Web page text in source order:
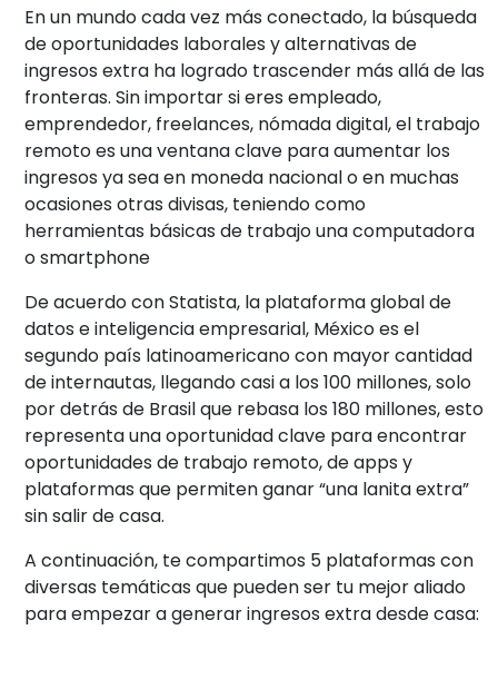
En un mundo cada vez más conectado, la búsqueda
de oportunidades laborales y alternativas de
ingresos extra ha logrado trascender más allá de las
fronteras. Sin importar si eres empleado,
emprendedor, freelances, nómada digital, el trabajo
remoto es una ventana clave para aumentar los
ingresos ya sea en moneda nacional o en muchas
ocasiones otras divisas, teniendo como
herramientas básicas de trabajo una computadora
o smartphone
De acuerdo con Statista, la plataforma global de
datos e inteligencia empresarial, México es el
segundo país latinoamericano con mayor cantidad
de internautas, llegando casi a los 100 millones, solo
por detrás de Brasil que rebasa los 180 millones, esto
representa una oportunidad clave para encontrar
oportunidades de trabajo remoto, de apps y
plataformas que permiten ganar “una lanita extra”
sin salir de casa.
A continuación, te compartimos 5 plataformas con
diversas temáticas que pueden ser tu mejor aliado
para empezar a generar ingresos extra desde casa: